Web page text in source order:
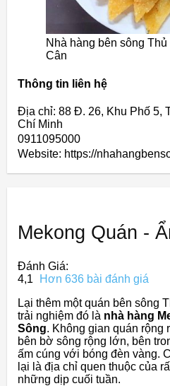
Nhà hàng bên sông
Cân
Thông tin liên hệ
Địa chỉ: 88 Đ. 26, Khu Phố 5,
Chí Minh
0911095000
Website: https://
Mekong Quán -
Đánh Giá:
4,1
Hơn 636 bài đánh giá
Lại thêm một quán bên sông
trải nghiệm đó là nhà hàng
Sông. Không gian quán rộng
bên bờ sông rộng lớn, bên
ấm cúng với bóng đèn vàng.
lại là địa chỉ quen thuộc của
những dịp cuối tuần.